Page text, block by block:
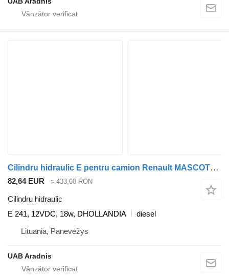
Cilindru hidraulic E pentru camion Renault MASCOTT Flatbed
82,64 EUR ≈ 433,60 RON
Cilindru hidraulic
E 241, 12VDC, 18w, DHOLLANDIA
diesel
Lituania, Panevėžys
UAB Aradnis